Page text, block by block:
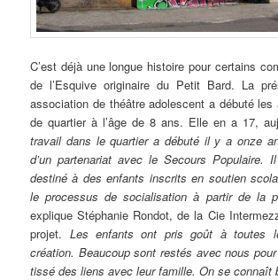
C’est déjà une longue histoire pour certains
de l’Esquive originaire du Petit Bard. La
association de théâtre adolescent a débuté les
de quartier à l’âge de 8 ans. Elle en a 17,
travail dans le quartier a débuté il y a onze
d’un partenariat avec le Secours Populaire.
destiné à des enfants inscrits en soutien
le processus de socialisation à partir de la
explique Stéphanie Rondot, de la Cie
projet. Les enfants ont pris goût à toutes
création. Beaucoup sont restés avec nous
tissé des liens avec leur famille. On se connaît